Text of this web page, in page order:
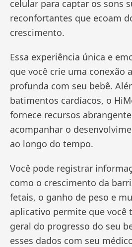
celular para captar os sons
reconfortantes que ecoam
crescimento.
Essa experiência única e
que você crie uma conexão
profunda com seu bebê.
batimentos cardíacos, o
fornece recursos
acompanhar o
ao longo do tempo.
Você pode registrar
como o crescimento da
fetais, o ganho de peso e
aplicativo permite que você
geral do progresso do seu
esses dados com seu